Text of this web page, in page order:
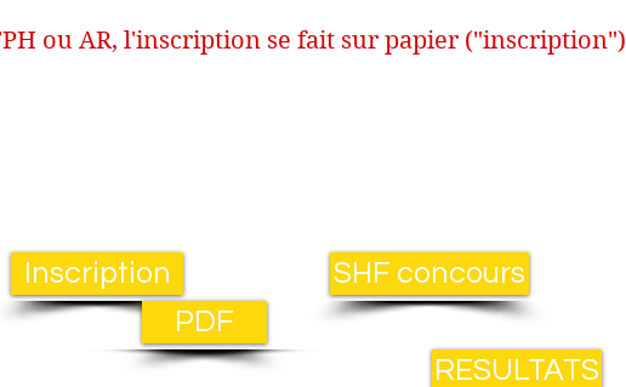
ou AR, l'inscription se fait sur papier ("inscription")
Inscription
SHF concours
PDF
RESULTATS